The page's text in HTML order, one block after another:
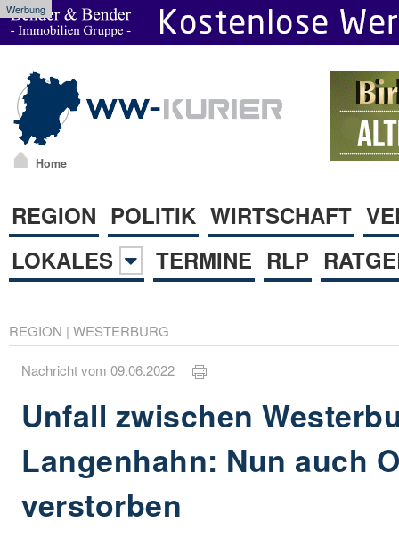
Werbung
Home
REGION POLITIK WIRTSCHAFT
LOKALES
TERMINE RLP
REGION | WESTERBURG
Nachricht vom 09.06.2022
Unfall zwischen
Langenhahn: Nun auch
verstorben